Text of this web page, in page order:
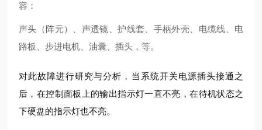
容：
声头（阵元）、声透镜、护线套、手柄外壳、电缆线、电
路板、步进电机、油囊、插头，等。
对此故障进行研究与分析，当系统开关电源插头接通之
后，在控制面板上的输出指示灯一直不亮，在待机状态之
下硬盘的指示灯也不亮。